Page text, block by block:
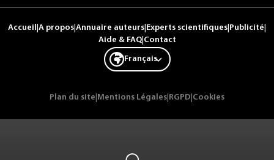
Accueil A propos Annuaire auteurs Experts scientifiques Publicité
Aide & FAQ| Contact
Français
Plan du site Mentions Légales RGPD Cookies